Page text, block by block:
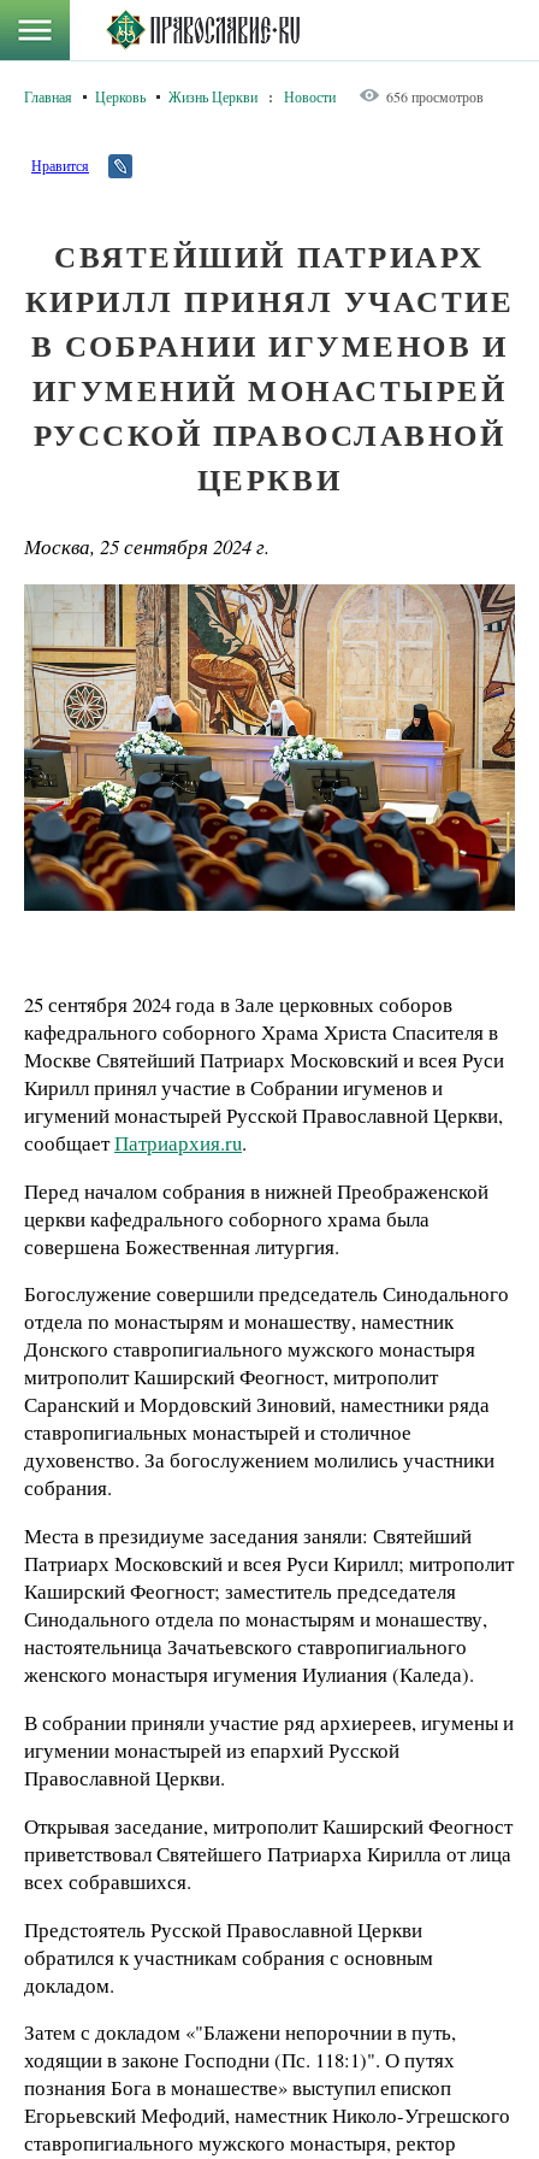
Главная Церковь Жизнь Церкви : Новости 656 просмотров
Нравится
СВЯТЕЙШИЙ ПАТРИАРХ
КИРИЛЛ ПРИНЯЛ УЧАСТИЕ
В СОБРАНИИ ИГУМЕНОВ И
ИГУМЕНИЙ МОНАСТЫРЕЙ
РУССКОЙ ПРАВОСЛАВНОЙ
ЦЕРКВИ
Москва, 25 сентября 2024 г.
25 сентября 2024 года в Зале церковных соборов
кафедрального соборного Храма Христа Спасителя в
Москве Святейший Патриарх Московский и всея Руси
Кирилл принял участие в Собрании игуменов и
игумений монастырей Русской Православной Церкви,
сообщаетПатриархия.ru.
Перед началом собрания в нижней Преображенской
церкви кафедрального соборного храма была
совершена Божественная литургия.
Богослужение совершили председатель Синодального
отдела по монастырям и монашеству, наместник
Донского ставропигиального мужского монастыря
митрополит Каширский Феогност, митрополит
Саранский и Мордовский Зиновий, наместники ряда
ставропигиальных монастырей и столичное
духовенство. За богослужением молились участники
собрания.
Места в президиуме заседания заняли: Святейший
Патриарх Московский и всея Руси Кирилл; митрополит
Каширский Феогност; заместитель председателя
Синодального отдела по монастырям и монашеству,
настоятельница Зачатьевского ставропигиального
женского монастыря игумения Иулиания (Каледа).
В собрании приняли участие ряд архиереев, игумены и
игумении монастырей из епархий Русской
Православной Церкви.
Открывая заседание, митрополит Каширский Феогност
приветствовал Святейшего Патриарха Кирилла от лица
всех собравшихся.
Предстоятель Русской Православной Церкви
обратился к участникам собрания с основным
докладом.
Затем с докладом «"Блажени непорочнии в путь,
ходящии в законе Господни (Пс. 118:1)". О путях
познания Бога в монашестве» выступил епископ
Егорьевский Мефодий, наместник Николо-Угрешского
ставропигиального мужского монастыря, ректор